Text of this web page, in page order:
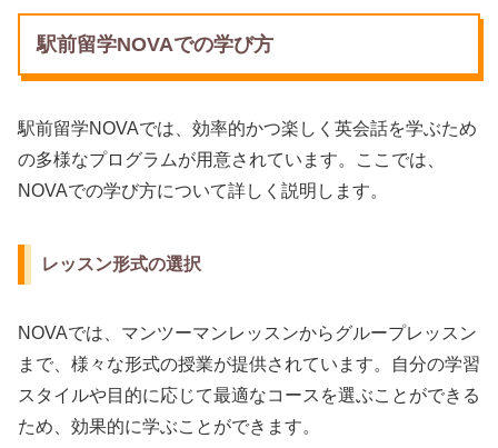
駅前留学NOVAでの学び方
駅前留学NOVAでは、効率的かつ楽しく英会話を学ぶため
の多様なプログラムが用意されています。ここでは、
NOVAでの学び方について詳しく説明します。
レッスン形式の選択
NOVAでは、マンツーマンレッスンからグループレッスン
まで、様々な形式の授業が提供されています。自分の学習
スタイルや目的に応じて最適なコースを選ぶことができる
ため、効果的に学ぶことができます。